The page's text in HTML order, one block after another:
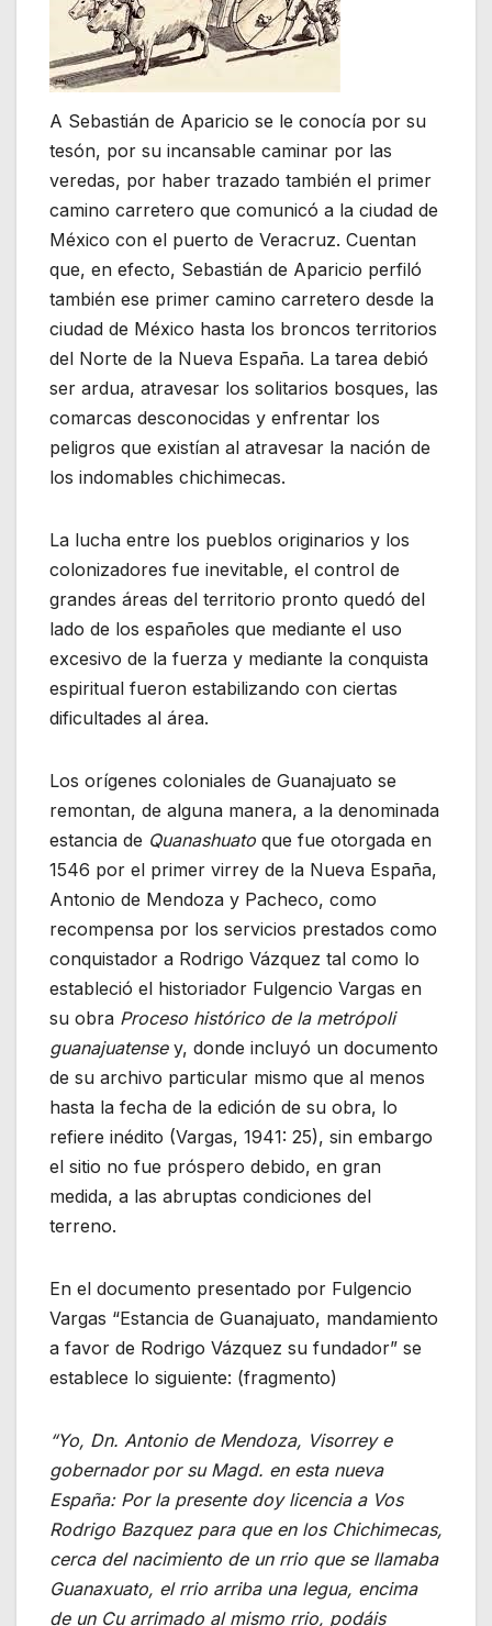
A Sebastián de Aparicio se le conocía por su
tesón, por su incansable caminar por las
veredas, por haber trazado también el primer
camino carretero que comunicó a la ciudad de
México con el puerto de Veracruz. Cuentan
que, en efecto, Sebastián de Aparicio perfiló
también ese primer camino carretero desde la
ciudad de México hasta los broncos territorios
del Norte de la Nueva España. La tarea debió
ser ardua, atravesar los solitarios bosques, las
comarcas desconocidas y enfrentar los
peligros que existían al atravesar la nación de
los indomables chichimecas.
La lucha entre los pueblos originarios y los
colonizadores fue inevitable, el control de
grandes áreas del territorio pronto quedó del
lado de los españoles que mediante el uso
excesivo de la fuerza y mediante la conquista
espiritual fueron estabilizando con ciertas
dificultades al área.
Los orígenes coloniales de Guanajuato se
remontan, de alguna manera, a la denominada
estancia de Quanashuato que fue otorgada en
1546 por el primer virrey de la Nueva España,
Antonio de Mendoza y Pacheco, como
recompensa por los servicios prestados como
conquistador a Rodrigo Vázquez tal como lo
estableció el historiador Fulgencio Vargas en
su obra Proceso histórico de la metrópoli
guanajuatensey, donde incluyó un documento
de su archivo particular mismo que al menos
hasta la fecha de la edición de su obra, lo
refiere inédito (Vargas, 1941: 25), sin embargo
el sitio no fue próspero debido, en gran
medida, a las abruptas condiciones del
terreno.
En el documento presentado por Fulgencio
Vargas “Estancia de Guanajuato, mandamiento
a favor de Rodrigo Vázquez su fundador” se
establece lo siguiente: (fragmento)
“Yo, Dn. Antonio de Mendoza, Visorrey e
gobernador por su Magd. en esta nueva
España: Por la presente doy licencia a Vos
Rodrigo Bazquez para que en los Chichimecas,
cerca del nacimiento de un rrio que se llamaba
Guanaxuato, el rrio arriba una legua, encima
de un Cu arrimado al mismo rrio, podáis